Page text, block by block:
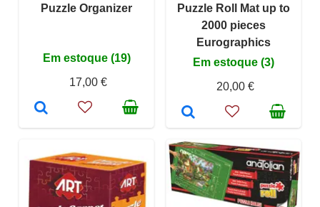
Puzzle Organizer
Em estoque (19)
17,00 €
Puzzle Roll Mat up to
2000 pieces
Eurographics
Em estoque (3)
20,00 €